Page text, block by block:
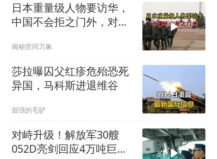
日本重量级人物要访华，
中国不会拒之门外，对日
揭秘世间万象
莎拉曝囚父红疹危殆恐死
异国，马科斯进退维谷
倔强的毛驴
对峙升级！解放军30艘
052D亮剑回应4万吨巨舰